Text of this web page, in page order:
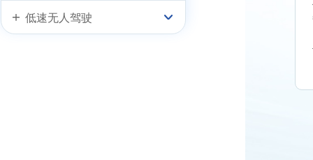
低速无人驾驶
更高效，可满足用户
安全性差，移动性不足等问题。而
在传统的无线专网业务中，行业用